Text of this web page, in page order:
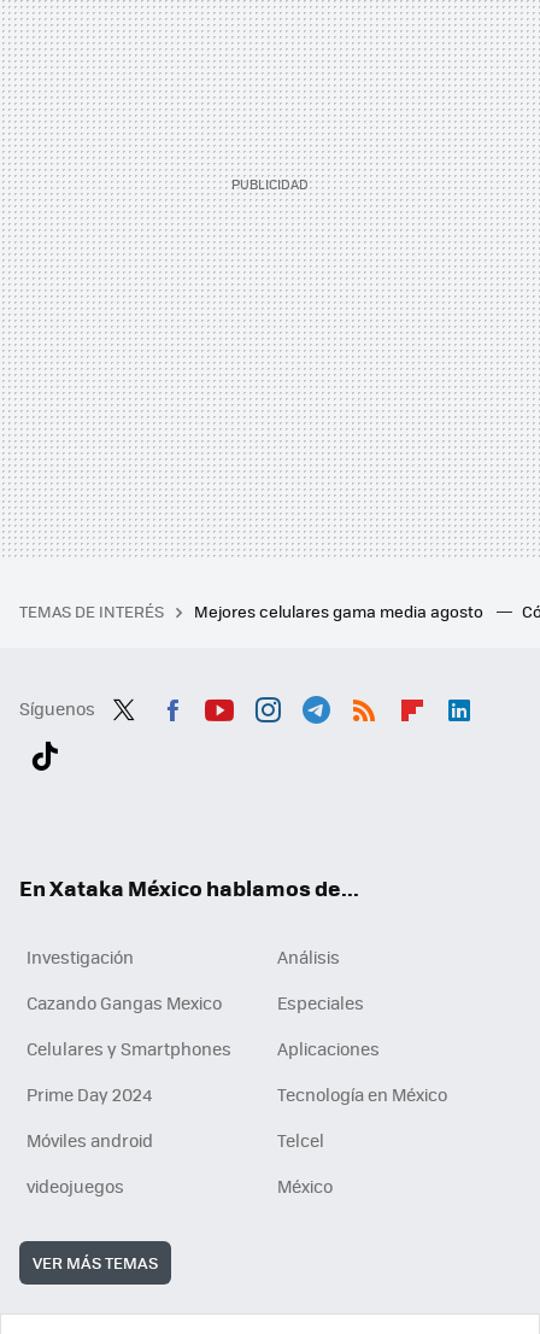
TEMAS DE INTERÉS Mejores celulares gama media agosto
Síguenos
En Xataka México hablamos de...
Investigación
Análisis
Cazando Gangas Mexico
Especiales
Celulares y Smartphones
Aplicaciones
Prime Day 2024
Tecnología en México
Móviles android
Telcel
videojuegos
México
VER MÁS TEMAS